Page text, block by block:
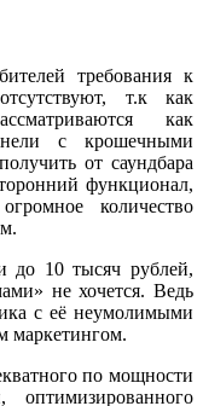
требования к
т.к как
как
с крошечными
от саундбара
функционал,
количество
до 10 тысяч рублей,
не хочется. Ведь
с её неумолимыми
маркетингом.
по мощности
оптимизированного